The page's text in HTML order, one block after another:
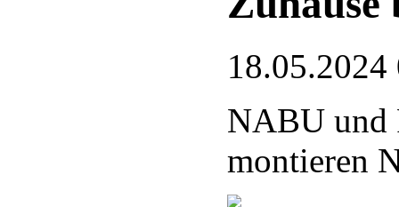
18.05.2024
NABU und
montieren